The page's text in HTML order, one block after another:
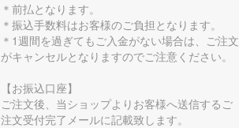
＊前払となります。
＊振込手数料はお客様のご負担となります。
＊1週間を過ぎてもご入金がない場合は、ご注文
がキャンセルとなりますのでご注意ください。
【お振込口座】
ご注文後、当ショップよりお客様へ送信するご
注文受付完了メールに記載致します。